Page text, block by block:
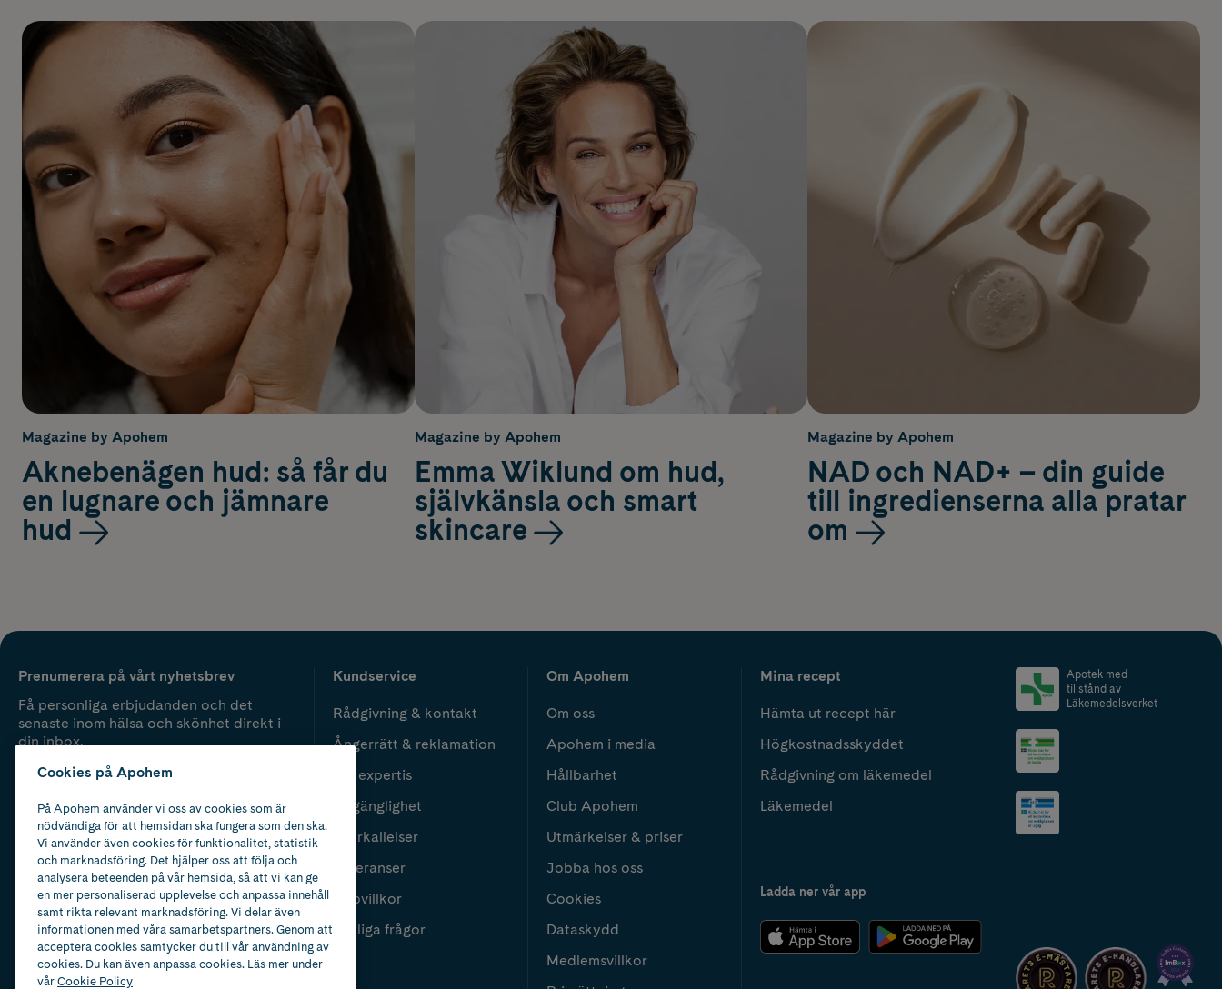
Magazine by Apohem
Aknebenägen hud: så får du
en lugnare och jämnare
hud
Magazine by Apohem
Emma Wiklund om hud,
självkänsla och smart
skincare
Magazine by Apohem
NAD och NAD+ – din guide
till ingredienserna alla pratar
om
Prenumerera på vårt nyhetsbrev
Få personliga erbjudanden och det
senaste inom hälsa och skönhet direkt i
din inbox.
Kundservice
Rådgivning & kontakt
Ångerrätt & reklamation
Vår expertis
Tillgänglighet
Återkallelser
Leveranser
Köpvillkor
Vanliga frågor
Om Apohem
Om oss
Apohem i media
Hållbarhet
Club Apohem
Utmärkelser & priser
Jobba hos oss
Cookies
Dataskydd
Medlemsvillkor
Mina recept
Hämta ut recept här
Högkostnadsskyddet
Rådgivning om läkemedel
Läkemedel
Ladda ner vår app
Apotek med
tillstånd av
Läkemedelsverket
Cookies på Apohem
På Apohem använder vi oss av cookies som är
nödvändiga för att hemsidan ska fungera som den ska.
Vi använder även cookies för funktionalitet, statistik
och marknadsföring. Det hjälper oss att följa och
analysera beteenden på vår hemsida, så att vi kan ge
en mer personaliserad upplevelse och anpassa innehåll
samt rikta relevant marknadsföring. Vi delar även
informationen med våra samarbetspartners. Genom att
acceptera cookies samtycker du till vår användning av
cookies. Du kan även anpassa cookies. Läs mer under
vårCookie Policy